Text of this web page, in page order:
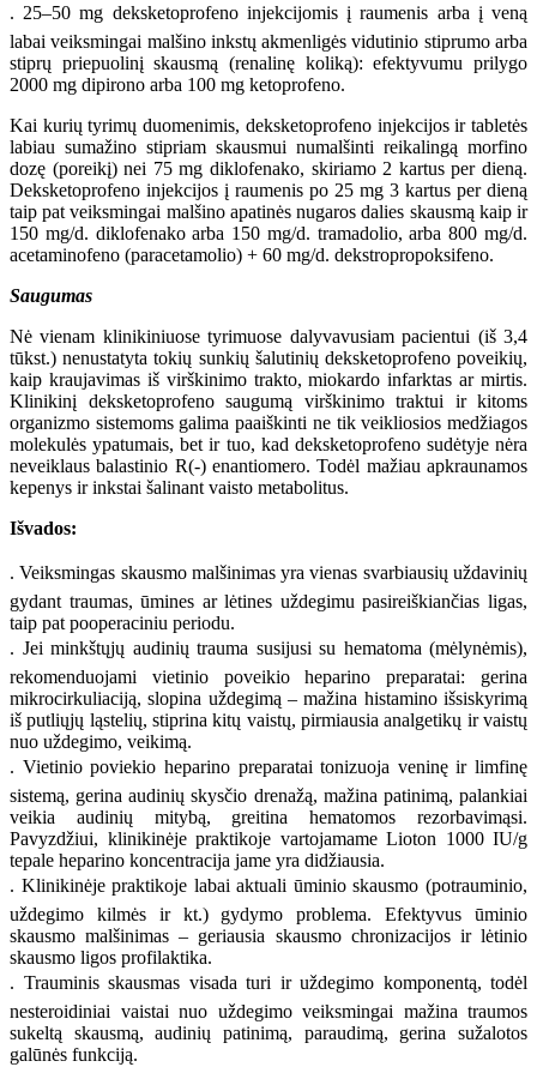
. 25–50 mg deksketoprofeno injekcijomis į raumenis arba į veną
labai veiksmingai malšino inkstų akmenligės vidutinio stiprumo arba
stiprų priepuolinį skausmą (renalinę koliką): efektyvumu prilygo
2000 mg dipirono arba 100 mg ketoprofeno.
Kai kurių tyrimų duomenimis, deksketoprofeno injekcijos ir tabletės
labiau sumažino stipriam skausmui numalšinti reikalingą morfino
dozę (poreikį) nei 75 mg diklofenako, skiriamo 2 kartus per dieną.
Deksketoprofeno injekcijos į raumenis po 25 mg 3 kartus per dieną
taip pat veiksmingai malšino apatinės nugaros dalies skausmą kaip ir
150 mg/d. diklofenako arba 150 mg/d. tramadolio, arba 800 mg/d.
acetaminofeno (paracetamolio) + 60 mg/d. dekstropropoksifeno.
Saugumas
Nė vienam klinikiniuose tyrimuose dalyvavusiam pacientui (iš 3,4
tūkst.) nenustatyta tokių sunkių šalutinių deksketoprofeno poveikių,
kaip kraujavimas iš virškinimo trakto, miokardo infarktas ar mirtis.
Klinikinį deksketoprofeno saugumą virškinimo traktui ir kitoms
organizmo sistemoms galima paaiškinti ne tik veikliosios medžiagos
molekulės ypatumais, bet ir tuo, kad deksketoprofeno sudėtyje nėra
neveiklaus balastinio R(-) enantiomero. Todėl mažiau apkraunamos
kepenys ir inkstai šalinant vaisto metabolitus.
Išvados:
. Veiksmingas skausmo malšinimas yra vienas svarbiausių uždavinių
gydant traumas, ūmines ar lėtines uždegimu pasireiškiančias ligas,
taip pat pooperaciniu periodu.
. Jei minkštųjų audinių trauma susijusi su hematoma (mėlynėmis),
rekomenduojami vietinio poveikio heparino preparatai: gerina
mikrocirkuliaciją, slopina uždegimą – mažina histamino išsiskyrimą
iš putliųjų ląstelių, stiprina kitų vaistų, pirmiausia analgetikų ir vaistų
nuo uždegimo, veikimą.
. Vietinio poviekio heparino preparatai tonizuoja veninę ir limfinę
sistemą, gerina audinių skysčio drenažą, mažina patinimą, palankiai
veikia audinių mitybą, greitina hematomos rezorbavimąsi.
Pavyzdžiui, klinikinėje praktikoje vartojamame Lioton 1000 IU/g
tepale heparino koncentracija jame yra didžiausia.
. Klinikinėje praktikoje labai aktuali ūminio skausmo (potrauminio,
uždegimo kilmės ir kt.) gydymo problema. Efektyvus ūminio
skausmo malšinimas – geriausia skausmo chronizacijos ir lėtinio
skausmo ligos profilaktika.
. Trauminis skausmas visada turi ir uždegimo komponentą, todėl
nesteroidiniai vaistai nuo uždegimo veiksmingai mažina traumos
sukeltą skausmą, audinių patinimą, paraudimą, gerina sužalotos
galūnės funkciją.